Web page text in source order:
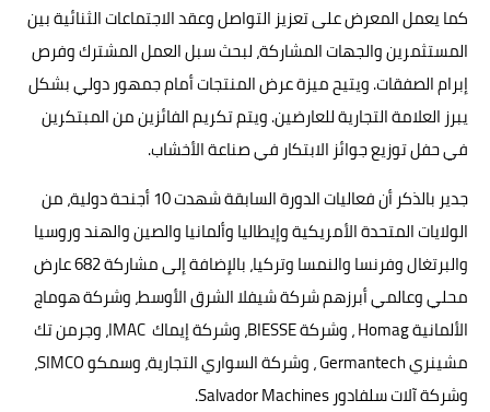
كما يعمل المعرض على تعزيز التواصل وعقد الاجتماعات الثنائية بين
المستثمرين والجهات المشاركة، لبحث سبل العمل المشترك وفرص
إبرام الصفقات. ويتيح ميزة عرض المنتجات أمام جمهور دولي بشكل
يبرز العلامة التجارية للعارضين. ويتم تكريم الفائزين من المبتكرين
في حفل توزيع جوائز الابتكار في صناعة الأخشاب.
جدير بالذكر أن فعاليات الدورة السابقة شهدت 10 أجنحة دولية، من
الولايات المتحدة الأمريكية وإيطاليا وألمانيا والصين والهند وروسيا
والبرتغال وفرنسا والنمسا وتركيا، بالإضافة إلى مشاركة 682 عارض
محلي وعالمي أبرزهم شركة شيفلا الشرق الأوسط، وشركة هوماج
الألمانية Homag ، وشركة BIESSE، وشركة إيماك IMAC، وجرمن تك
مشينري Germantech ، وشركة السواري التجارية، وسمكو SIMCO،
وشركة آلات سلفادور Salvador Machines.